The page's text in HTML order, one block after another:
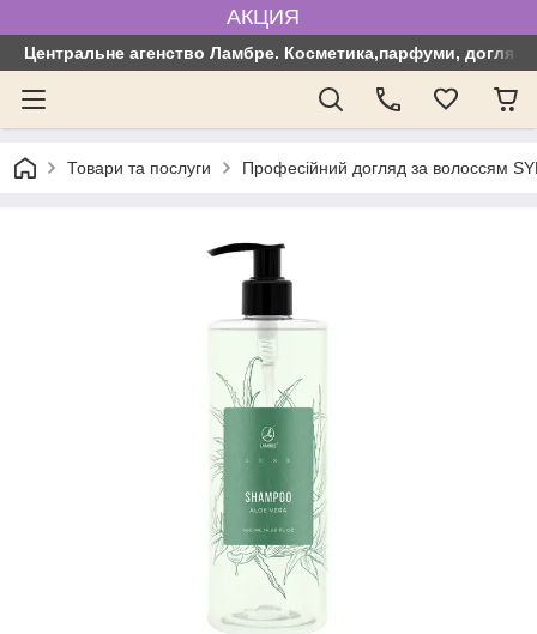
АКЦИЯ
Центральне агенство Ламбре. Косметика,парфуми, догляд
Товари та послуги Професійний догляд за волоссям